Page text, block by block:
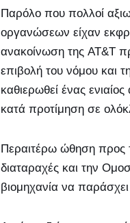
Παρόλο που πολλοί
οργανώσεων είχαν
ανακοίνωση της AT&T
επιβολή του νόμου και
καθιερωθεί ένας
κατά προτίμηση σε
Περαιτέρω ώθηση προς
διαταραχές και την
βιομηχανία να